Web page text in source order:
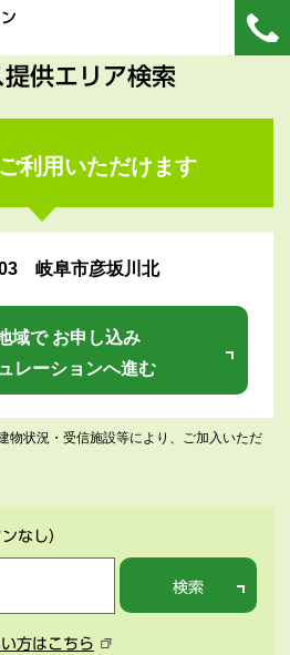
供エリア検索
利用いただけます
岐阜市彦坂川北
域で お申し込み
レーションへ進む
物状況・受信施設等により、ご加入いただ
なし）
検索
方はこちら